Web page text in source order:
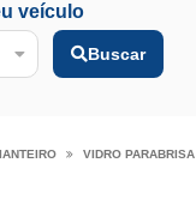
veículo
Buscar
VIDRO PARABRISA